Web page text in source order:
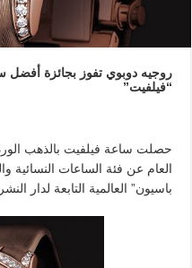
“فيلفيت”
حصلت ساعة فيلفيت بالذهب
العام عن فئة الساعات النسائية
باسيون” العالمية التابعة لدار